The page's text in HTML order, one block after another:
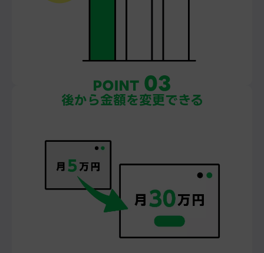
後から金額を変更できる